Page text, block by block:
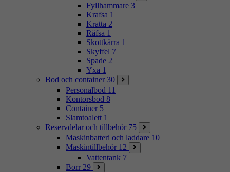
Fyllhammare 3
Krafsa 1
Kratta 2
Räfsa 1
Skottkärra 1
Skyffel 7
Spade 2
Yxa 1
Bod och container 30
Personalbod 11
Kontorsbod 8
Container 5
Slamtoalett 1
Reservdelar och tillbehör 75
Maskinbatteri och laddare 10
Maskintillbehör 12
Vattentank 7
Borr 29